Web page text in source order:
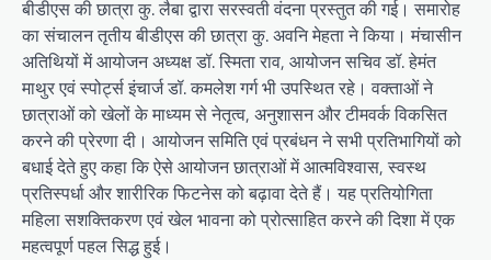
बीडीएस की छात्रा कु. लैबा द्वारा सरस्वती वंदना प्रस्तुत की गई। समारोह
का संचालन तृतीय बीडीएस की छात्रा कु. अवनि मेहता ने किया। मंचासीन
अतिथियों में आयोजन अध्यक्ष डॉ. स्मिता राव, आयोजन सचिव डॉ. हेमंत
माथुर एवं स्पोर्ट्स इंचार्ज डॉ. कमलेश गर्ग भी उपस्थित रहे। वक्ताओं ने
छात्राओं को खेलों के माध्यम से नेतृत्व, अनुशासन और टीमवर्क विकसित
करने की प्रेरणा दी। आयोजन समिति एवं प्रबंधन ने सभी प्रतिभागियों को
बधाई देते हुए कहा कि ऐसे आयोजन छात्राओं में आत्मविश्वास, स्वस्थ
प्रतिस्पर्धा और शारीरिक फिटनेस को बढ़ावा देते हैं। यह प्रतियोगिता
महिला सशक्तिकरण एवं खेल भावना को प्रोत्साहित करने की दिशा में एक
महत्वपूर्ण पहल सिद्ध हुई।